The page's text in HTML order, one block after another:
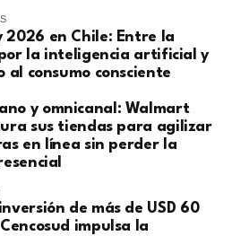
2026 en Chile: Entre la
la inteligencia artificial y
al consumo consciente
y omnicanal: Walmart
sus tiendas para agilizar
en línea sin perder la
de más de USD 60
impulsa la